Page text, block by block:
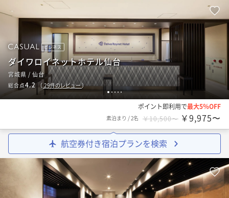
1 2345
ビジネス
ダイワロイネットホテル仙台
宮城県 / 仙台
総合点4.2（ 29件のレビュー）
ポイント即利用で最大5％OFF
素泊まり /2名 ￥10,500〜 ￥9,975〜
航空券付き宿泊プランを検索